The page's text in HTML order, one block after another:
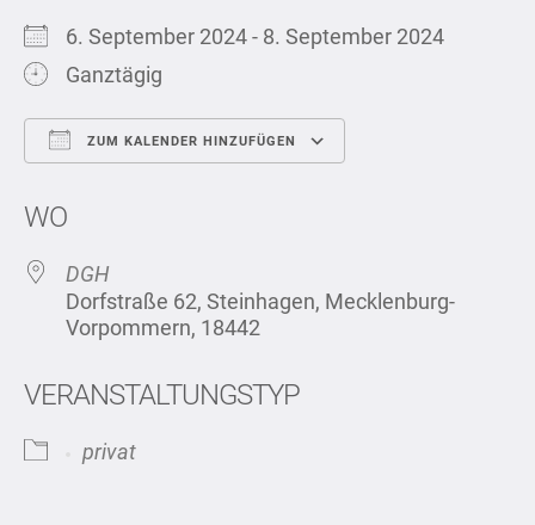
6. September 2024 - 8. September 2024
Ganztägig
ZUM KALENDER HINZUFÜGEN
WO
DGH
Dorfstraße 62, Steinhagen, Mecklenburg-
Vorpommern, 18442
VERANSTALTUNGSTYP
privat